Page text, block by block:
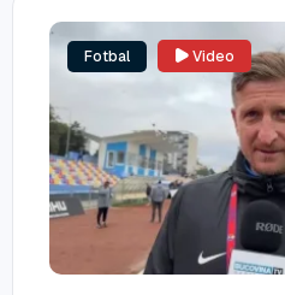
Fotbal Video